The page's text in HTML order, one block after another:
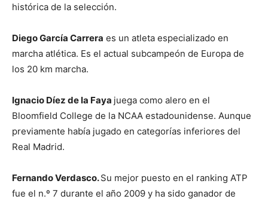
histórica de la selección.
Diego García Carrera es un atleta especializado en
marcha atlética. Es el actual subcampeón de Europa de
los 20 km marcha.
Ignacio Díez de la Faya juega como alero en el
Bloomfield College de la NCAA estadounidense. Aunque
previamente había jugado en categorías inferiores del
Real Madrid.
Fernando Verdasco.Su mejor puesto en el ranking ATP
fue el n.º 7 durante el año 2009 y ha sido ganador de